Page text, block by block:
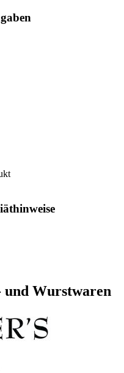
und Wurstwaren